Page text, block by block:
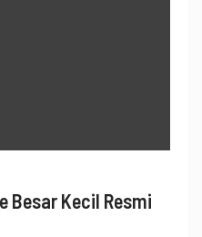
Besar Kecil Resmi